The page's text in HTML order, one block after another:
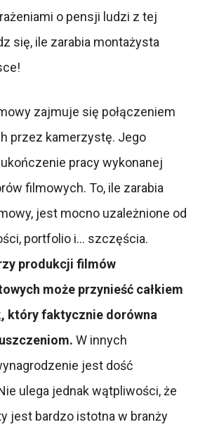
o pensji ludzi z tej
się, ile zarabia montażysta
zajmuje się połączeniem
przez kamerzystę. Jego
pracy wykonanej
filmowych. To, ile zarabia
jest mocno uzależnione od
portfolio i… szczęścia.
produkcji filmów
może przynieść całkiem
, który faktycznie dorówna
W innych
jest dość
ulega jednak wątpliwości, że
jest bardzo istotna w branży